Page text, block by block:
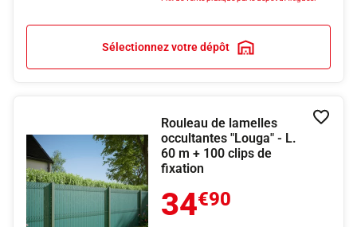
Sélectionnez votre dépôt
Rouleau de lamelles
occultantes "Louga" - L.
60 m + 100 clips de
fixation
34€90